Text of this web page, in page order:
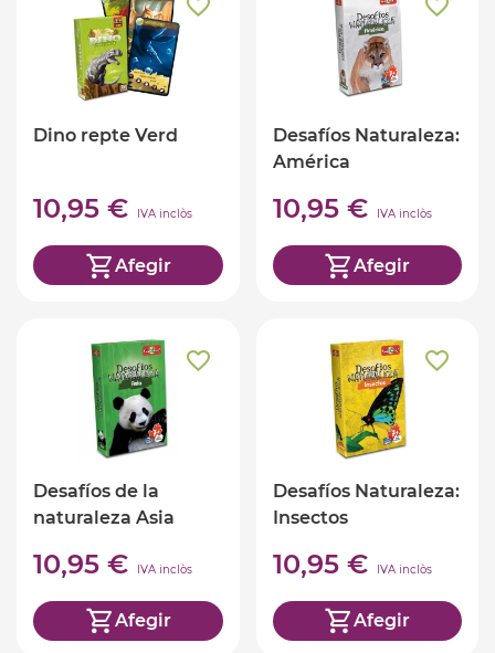
Dino repte Verd
10,95 € IVA inclòs
Afegir
Desafíos Naturaleza:
América
10,95 € IVA inclòs
Afegir
Desafíos de la
naturaleza Asia
10,95 € IVA inclòs
Afegir
Desafíos Naturaleza:
Insectos
10,95 € IVA inclòs
Afegir